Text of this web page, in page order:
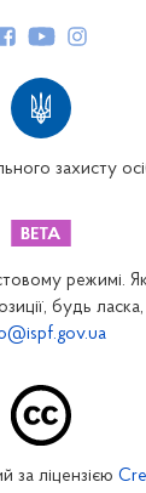
захисту
режимі.
будь
за ліцензією